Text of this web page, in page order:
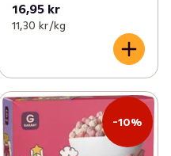
16,95 kr
11,30 kr /kg
-10%